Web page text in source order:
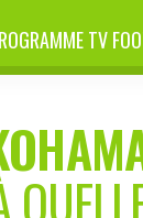
TV